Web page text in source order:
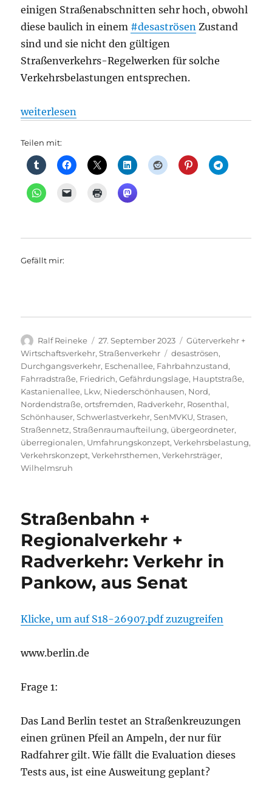
einigen Straßenabschnitten sehr hoch, obwohl
diese baulich in einem #desaströsen Zustand
sind und sie nicht den gültigen
Straßenverkehrs-Regelwerken für solche
Verkehrsbelastungen entsprechen.
„Güterverkehr: Wie weiter bei den
weiterlesen
Teilen mit:
Gefällt mir:
Autor
Ralf Reineke
Veröffentlicht
am
27. September 2023 Kategorien
Güterverkehr +
Wirtschaftsverkehr,Straßenverkehr Schlagwörter
desaströsen,
Durchgangsverkehr, Eschenallee, Fahrbahnzustand,
Fahrradstraße, Friedrich,Gefährdungslage, Hauptstraße,
Kastanienallee, Lkw, Niederschönhausen, Nord,
Nordendstraße,ortsfremden, Radverkehr, Rosenthal,
Schönhauser,Schwerlastverkehr,SenMVKU,Strasen,
Straßennetz,Straßenraumaufteilung, übergeordneter,
überregionalen, Umfahrungskonzept,Verkehrsbelastung,
Verkehrskonzept,Verkehrsthemen,Verkehrsträger,
Wilhelmsruh
Straßenbahn +
Regionalverkehr +
Radverkehr: Verkehr in
Pankow, aus Senat
Klicke, um auf S18-26907.pdf zuzugreifen
www.berlin.de
Frage 1:
Das Land Berlin testet an Straßenkreuzungen
einen grünen Pfeil an Ampeln, der nur für
Radfahrer gilt. Wie fällt die Evaluation dieses
Tests aus, ist eine Ausweitung geplant?